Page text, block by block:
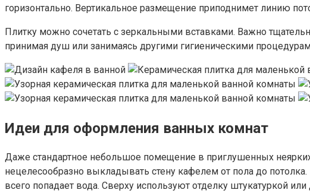
горизонтально. Вертикальное размещение приподнимет линию
Плитку можно сочетать с зеркальными вставками. Важно
принимая душ или занимаясь другими гигиеническими
Идеи для оформления ванных комнат
Даже стандартное небольшое помещение в приглушенных
нецелесообразно выкладывать стену кафелем от пола до
всего попадает вода. Сверху используют отделку штукатуркой